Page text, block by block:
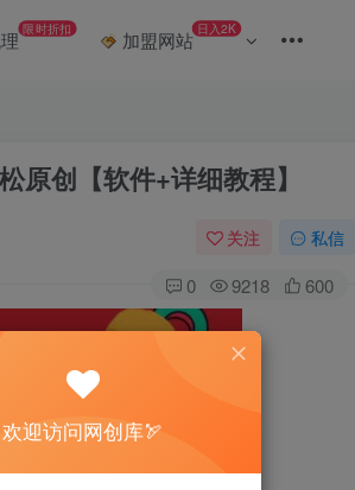
限时折扣 加盟网站 日入2K
原创【软件+详细教程】
关注 私信
0 9218 600
欢迎访问网创库🏹